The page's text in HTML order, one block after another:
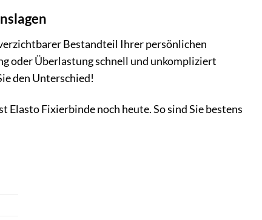
Bestandteil Ihrer persönlichen
oder Überlastung schnell und unkompliziert
den Unterschied!
Elasto Fixierbinde noch heute. So sind Sie bestens